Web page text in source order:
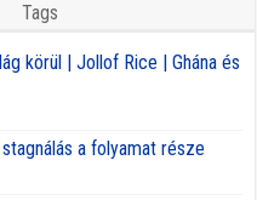
Tags
körül | Jollof Rice | Ghána és
a folyamat része